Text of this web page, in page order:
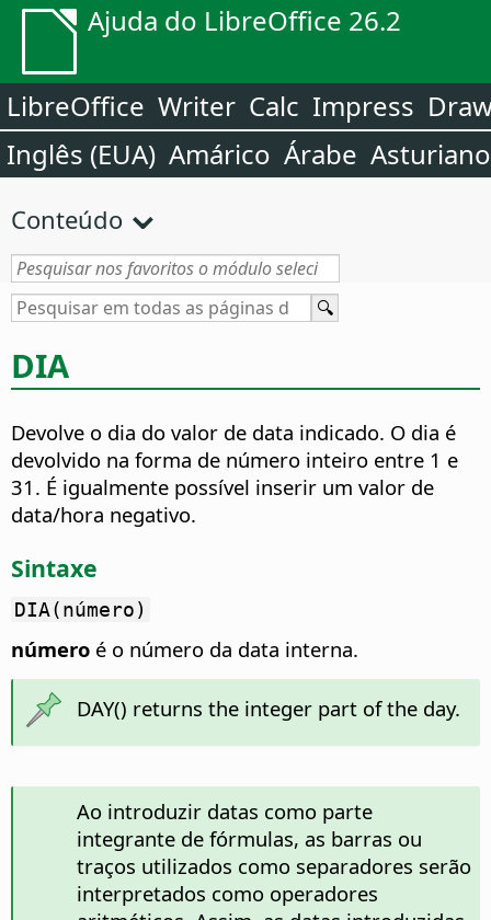
Ajuda do LibreOffice 26.2
LibreOffice Writer Calc Impress
Inglês (EUA) Amárico Árabe Asturiano
Conteúdo
DIA
Devolve o dia do valor de data indicado. O dia é
devolvido na forma de número inteiro entre 1 e
31. É igualmente possível inserir um valor de
data/hora negativo.
Sintaxe
DIA(número)
número é o número da data interna.
DAY() returns the integer part of the day.
Ao introduzir datas como parte
integrante de fórmulas, as barras ou
traços utilizados como separadores serão
interpretados como operadores